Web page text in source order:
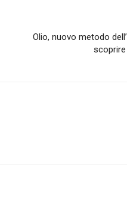
Olio, nuovo metodo